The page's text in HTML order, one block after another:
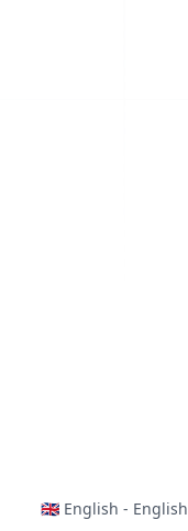
🇬🇧 English - English